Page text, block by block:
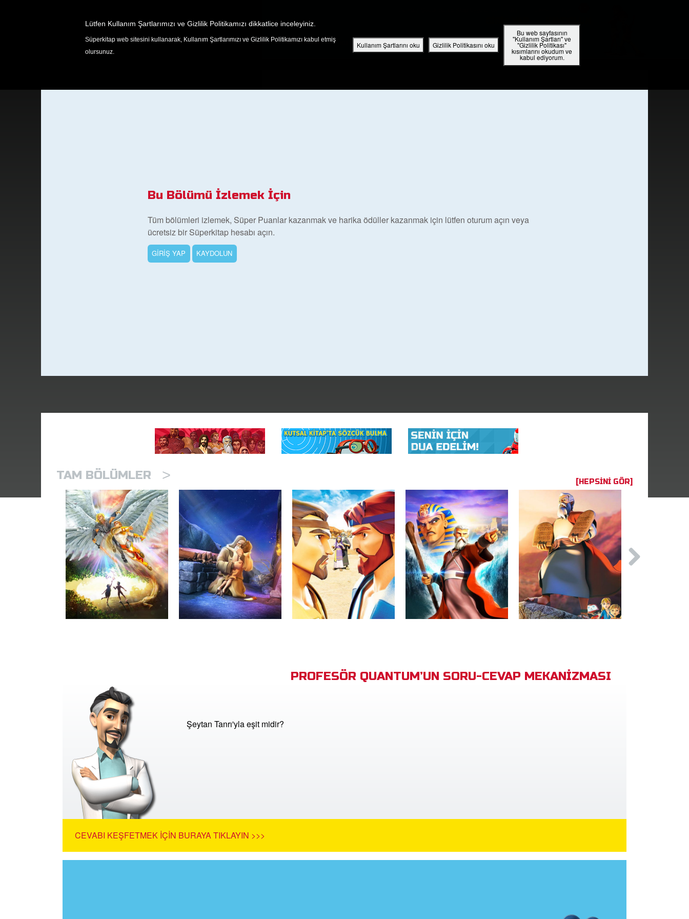
Lütfen Kullanım Şartlarımızı ve Gizlilik Politikamızı dikkatlice inceleyiniz.
Süperkitap web sitesini kullanarak, Kullanım Şartlarımızı ve Gizlilik Politikamızı kabul etmiş
olursunuz.
Kullanım Şartlarını oku Gizlilik Politikasını oku
Bu web sayfasının
"Kullanım Şartları" ve
"Gizlilik Politikası"
kısımlarını okudum ve
kabul ediyorum.
OYUNLAR KEŞFEDIN BÖLÜMLER KUTSAL KITAP VIDEOLAR RADYO UYGULAMA
Bu Bölümü İzlemek İçin
Tüm bölümleri izlemek, Süper Puanlar kazanmak ve harika ödüller kazanmak için lütfen oturum açın veya
ücretsiz bir Süperkitap hesabı açın.
GİRİŞ YAP KAYDOLUN
TAM BÖLÜMLER > [HEPSINI GÖR]
PROFESÖR QUANTUM’UN SORU-CEVAP MEKANİZMASI
Şeytan Tanrı'yla eşit midir?
CEVABI KEŞFETMEK İÇIN BURAYA TIKLAYIN >>>